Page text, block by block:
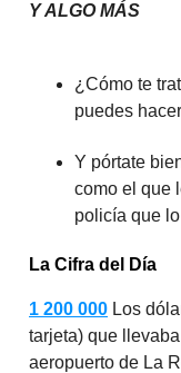
Y ALGO MÁS
¿Cómo te
puedes
Y pórtate
como el que
policía que
La Cifra del Día
1 200 000 Los
tarjeta) que
aeropuerto de La